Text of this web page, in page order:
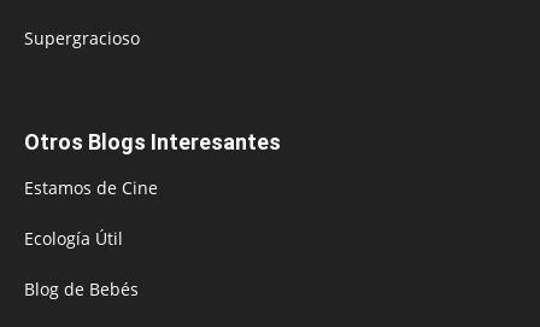
Supergracioso
Otros Blogs Interesantes
Estamos de Cine
Ecología Útil
Blog de Bebés